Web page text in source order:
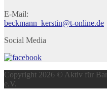
E-Mail:
beckmann_kerstin@t-online.de
Social Media
Copyright 2026 © Aktiv für
e.V.